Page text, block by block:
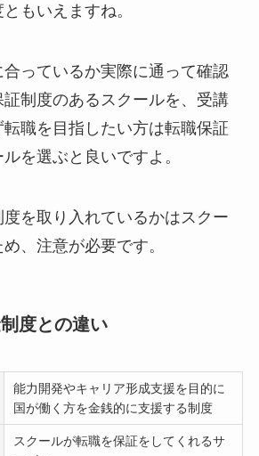
もいえますね。
合っているか実際に通って確認
証制度のあるスクールを、受講
職を目指したい方は転職保証
を選ぶと良いですよ。
を取り入れているかはスクー
、注意が必要です。
度との違い
能力開発やキャリア形成支援を目的に
国が働く方を金銭的に支援する制度
スクールが転職を保証をしてくれるサ